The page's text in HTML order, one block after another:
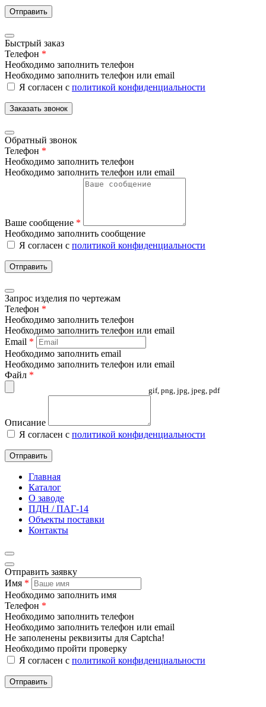
Отправить
Быстрый заказ
Телефон *
Необходимо заполнить телефон
Необходимо заполнить телефон или email
Я согласен с политикой конфиденциальности
Заказать звонок
Обратный звонок
Телефон *
Необходимо заполнить телефон
Необходимо заполнить телефон или email
Ваше сообщение *
Необходимо заполнить сообщение
Я согласен с политикой конфиденциальности
Отправить
Запрос изделия по чертежам
Телефон *
Необходимо заполнить телефон
Необходимо заполнить телефон или email
Email *
Необходимо заполнить email
Необходимо заполнить телефон или email
Файл *
gif, png, jpg, jpeg, pdf
Описание
Я согласен с политикой конфиденциальности
Отправить
Главная
Каталог
О заводе
ПДН / ПАГ-14
Объекты поставки
Контакты
Отправить заявку
Имя *
Необходимо заполнить имя
Телефон *
Необходимо заполнить телефон
Необходимо заполнить телефон или email
Не заполенены реквизиты для Captcha!
Необходимо пройти проверку
Я согласен с политикой конфиденциальности
Отправить